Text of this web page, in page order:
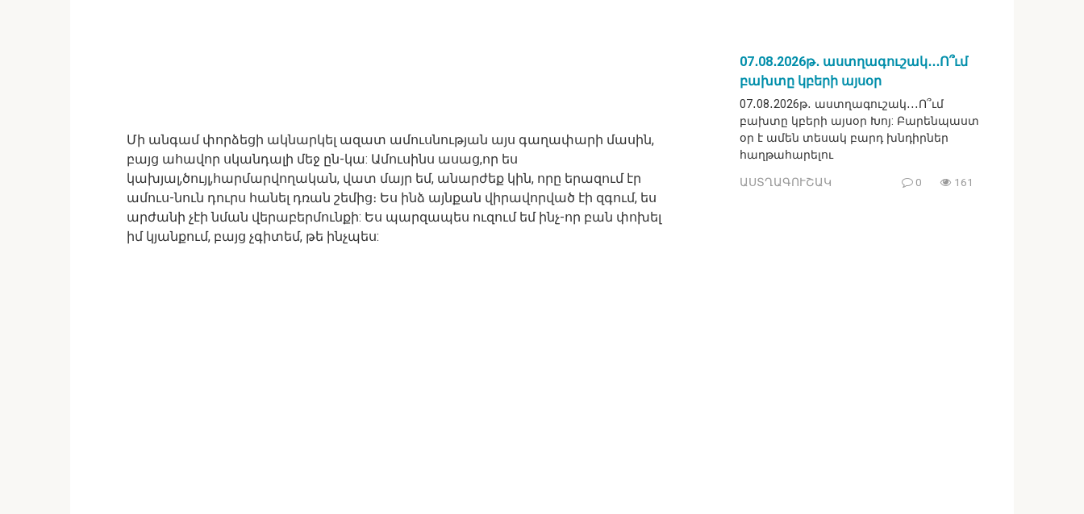
Մի անգամ փորձեցի ակնարկել ազատ ամուսնության այս գաղափարի մասին,
բայց ահավոր սկանդալի մեջ ըն-կա: Ամուսինս ասաց,որ ես
կախյալ,ծույլ,հարմարվողական, վատ մայր եմ, անարժեք կին, որը երազում էր
ամուս-նուն դուրս հանել դռան շեմից։ Ես ինձ այնքան վիրավորված էի զգում, ես
արժանի չէի նման վերաբերմունքի: Ես պարզապես ուզում եմ ինչ-որ բան փոխել
իմ կյանքում, բայց չգիտեմ, թե ինչպես:
07․08․2026թ․ աստղագուշակ․․․Ո՞ւմ
բախտը կբերի այսօր
07․08․2026թ․ աստղագուշակ․․․Ո՞ւմ
բախտը կբերի այսօր Խոյ: Բարենպաստ
օր է ամեն տեսակ բարդ խնդիրներ
հաղթահարելու
ԱՍՏՂԱԳՈՒՇԱԿ 0 161